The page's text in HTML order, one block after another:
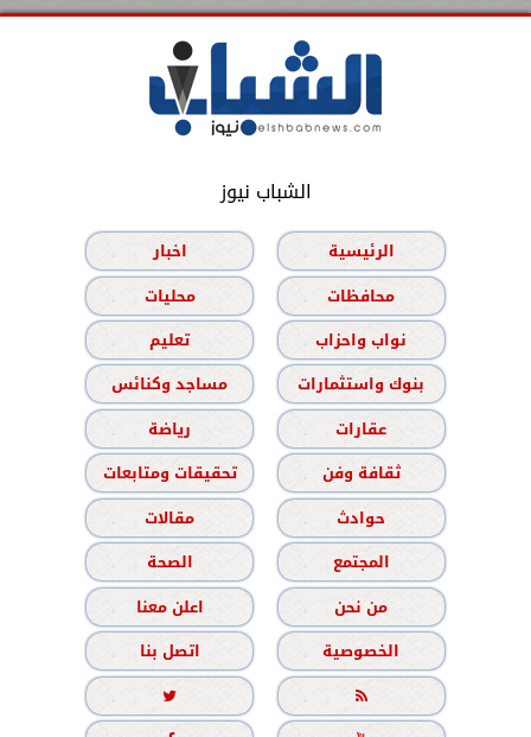
الشباب نيوز
الرئيسية
اخبار
محافظات
محليات
نواب واحزاب
تعليم
بنوك واستثمارات
مساجد وكنائس
عقارات
رياضة
ثقافة وفن
تحقيقات ومتابعات
حوادث
مقالات
المجتمع
الصحة
من نحن
اعلن معنا
الخصوصية
اتصل بنا

